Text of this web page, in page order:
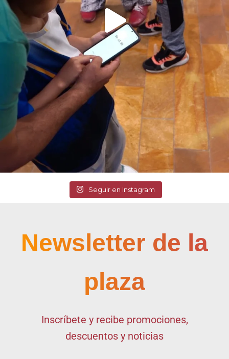
Seguir en Instagram
Newsletter de la
plaza
Inscríbete y recibe promociones,
descuentos y noticias